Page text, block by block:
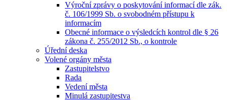
Výroční zprávy o poskytování informací dle zák.
č. 106/1999 Sb. o svobodném přístupu k
informacím
Obecné informace o výsledcích kontrol dle § 26
zákona č. 255/2012 Sb., o kontrole
Úřední deska
Volené orgány města
Zastupitelstvo
Rada
Vedení města
Minulá zastupitestva